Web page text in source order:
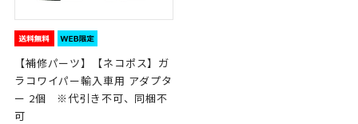
【補修パーツ】【ネコポス】ガ
ラコワイパー輸入車用 アダプタ
ー 2個 ※代引き不可、同梱不
可